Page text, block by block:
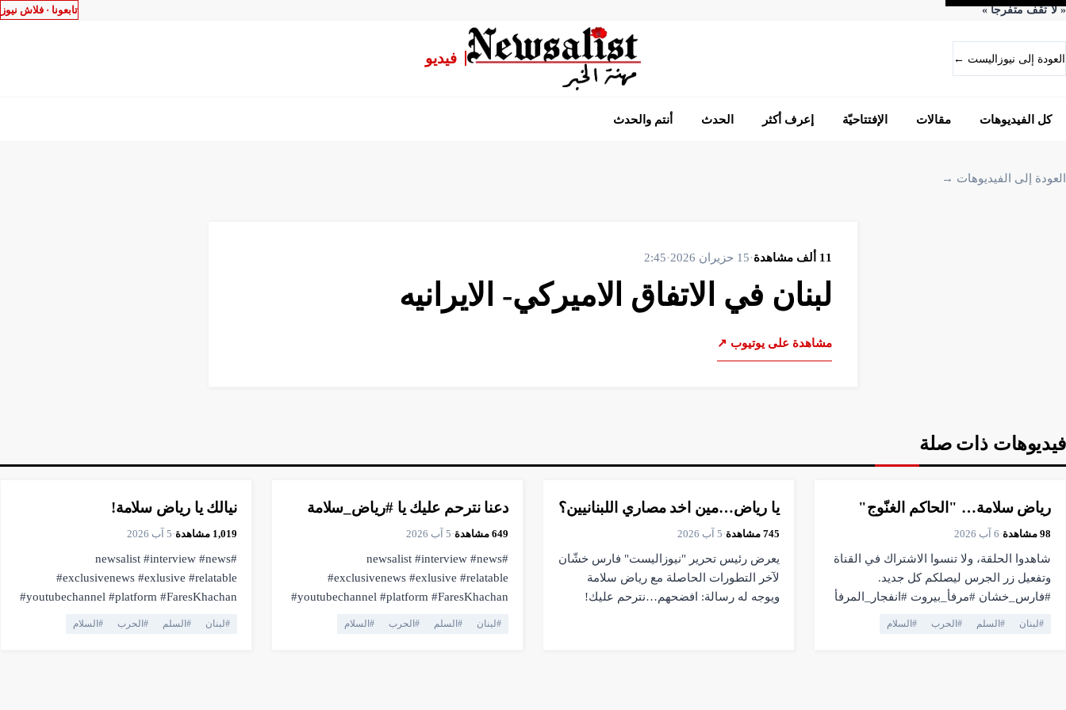
«لا تقف متفرجاً» تابعونا · فلاش نيوز
العودة إلى نيوزاليست ← فيديو
كل الفيديوهات مقالات الإفتتاحيّة إعرف أكثر الحدث أنتم والحدث
العودة إلى الفيديوهات →
11 ألف مشاهدة·15 حزيران 2026 ·
2:45
لبنان في الاتفاق الاميركي- الايرانيه
مشاهدة على يوتيوب ↗
فيديوهات ذات صلة
16:04
▶فيديو
رياض سلامة… "الحاكم الغنّوج"
98 مشاهدة·6 آب 2026
شاهدوا الحلقة، ولا تنسوا الاشتراك في القناة
وتفعيل زر الجرس ليصلكم كل جديد.
#فارس_خشان #مرفأ_بيروت #انفجار_المرفأ
#لبنان # السلم # الحرب # السلام
2:25
▶فيديو
يا رياض…مين اخد مصاري اللبنانيين؟
745 مشاهدة·5 آب 2026
يعرض رئيس تحرير "نيوزاليست" فارس خشّان
لآخر التطورات الحاصلة مع رياض سلامة
ويوجه له رسالة: افضحهم…نترحم عليك!
1:00
▶فيديو
دعنا نترحم عليك يا #رياض_سلامة
649 مشاهدة·5 آب 2026
#newsalist #interview #news
#exclusivenews #exlusive #relatable
#youtubechannel #platform #FaresKhachan
#لبنان # السلم # الحرب # السلام
1:43
▶فيديو
نيالك يا رياض سلامة!
1,019 مشاهدة·5 آب 2026
#newsalist #interview #news
#exclusivenews #exlusive #relatable
#youtubechannel #platform #FaresKhachan
#لبنان # السلم # الحرب # السلام